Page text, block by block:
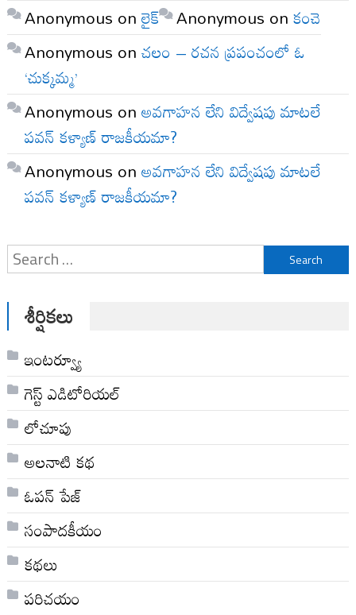
Anonymous onలైక్ Anonymous onకంచె
Anonymous onచలం – రచన ప్రపంచంలో ఓ
‘చుక్కమ్మ’
Anonymous onఅవగాహన లేని విద్వేషపు మాటలే
పవన్ కళ్యాణ్ రాజకీయమా?
Anonymous onఅవగాహన లేని విద్వేషపు మాటలే
పవన్ కళ్యాణ్ రాజకీయమా?
Search
for:
శీర్షికలు
ఇంటర్వ్యూ
గెస్ట్ ఎడిటోరియల్
లోచూపు
అల‌నాటి క‌థ‌
ఓపన్ పేజ్
సంపాదకీయం
కథలు
పరిచయం